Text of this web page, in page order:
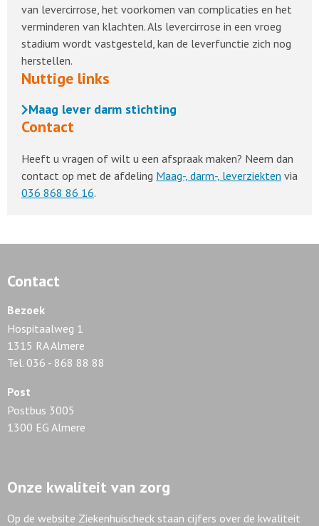
van levercirrose, het voorkomen van complicaties en het
verminderen van klachten. Als levercirrose in een vroeg
stadium wordt vastgesteld, kan de leverfunctie zich nog
herstellen.
Nuttige links
Maag lever darm stichting
Contact
Heeft u vragen of wilt u een afspraak maken? Neem dan
contact op met de afdeling Maag-, darm-, leverziekten via
036 868 86 16.
Contact
Bezoek
Hospitaalweg 1
1315 RA Almere
Tel. 036 - 868 88 88
Post
Postbus 3005
1300 EG Almere
Onze kwaliteit van zorg
Op de website Ziekenhuischeck staan cijfers over de kwaliteit